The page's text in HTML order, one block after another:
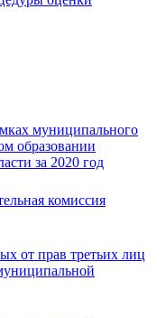
муниципального
образовании
за 2020 год
комиссия
от прав третьих лиц